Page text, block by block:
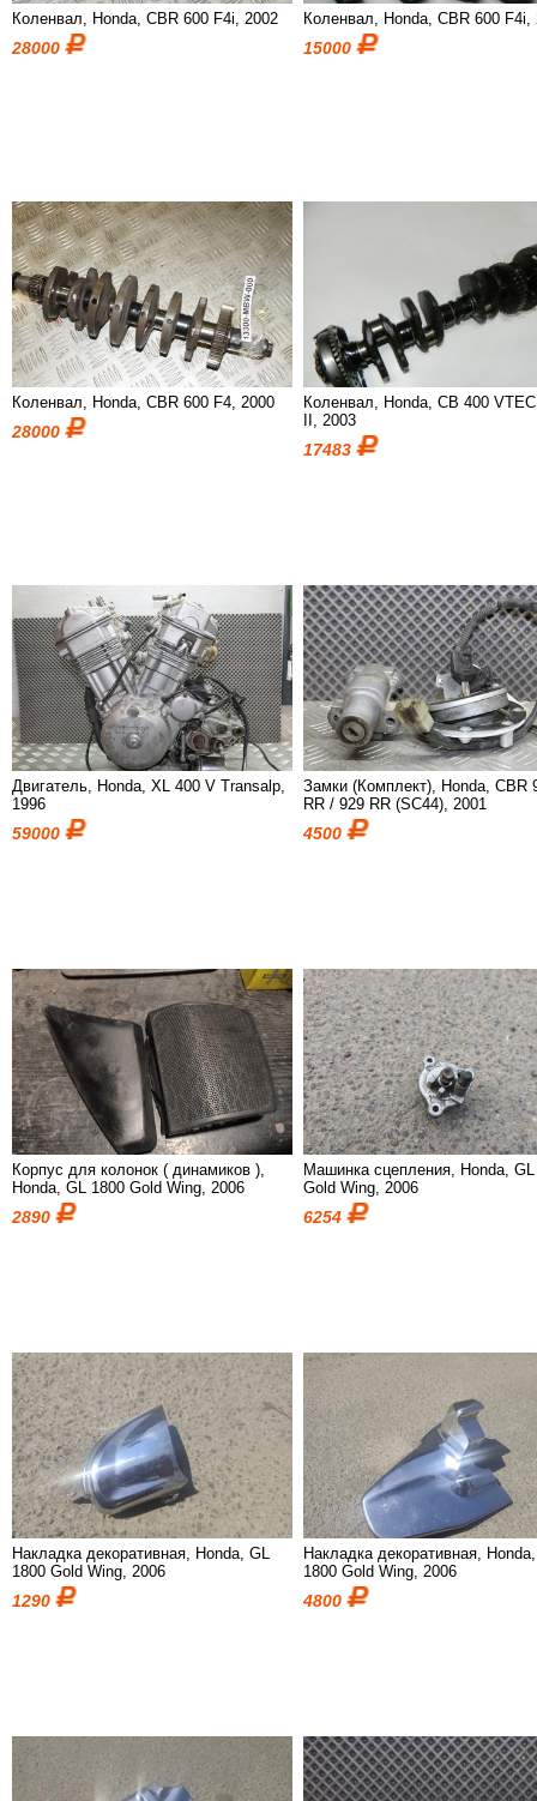
Коленвал, Honda, CBR 600 F4i, 2002
28000
Коленвал, Honda, CBR 600 F4i,
15000
Коленвал, Honda, CBR 600 F4, 2000
28000
Коленвал, Honda, CB 400
II, 2003
17483
Двигатель, Honda, XL 400 V Transalp,
1996
59000
Замки (Комплект), Honda, CBR
RR / 929 RR (SC44), 2001
4500
Корпус для колонок ( динамиков ),
Honda, GL 1800 Gold Wing, 2006
2890
Машинка сцепления, Honda,
Gold Wing, 2006
6254
Накладка декоративная, Honda, GL
1800 Gold Wing, 2006
1290
Накладка декоративная,
1800 Gold Wing, 2006
4800